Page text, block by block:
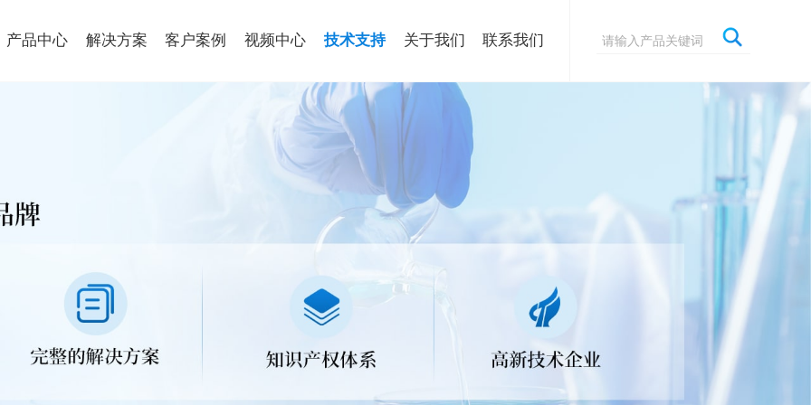
产品中心 解决方案 客户案例 视频中心 技术支持 关于我们 联系我们